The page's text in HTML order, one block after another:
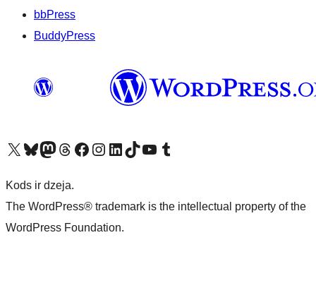
bbPress
BuddyPress
Apmeklējiet mūsu X (agrāk Twitter) kontu
Apmeklējiet mūsu Bluesky kontu
Apmeklējiet mūsu Mastodon kontu
Apmeklējiet mūsu Threads kontu
Apmeklējiet mūsu Facebook lapuApmeklējiet mūsu Instagram kontu
Apmeklējiet mūsu LinkedIn kontu
Apmeklējiet mūsu TikTok kontu
Apmeklējiet mūsu YouTube kanālu
Apmeklējiet mūsu Tumblr kontu
Kods ir dzeja.
The WordPress® trademark is the intellectual property of the
WordPress Foundation.